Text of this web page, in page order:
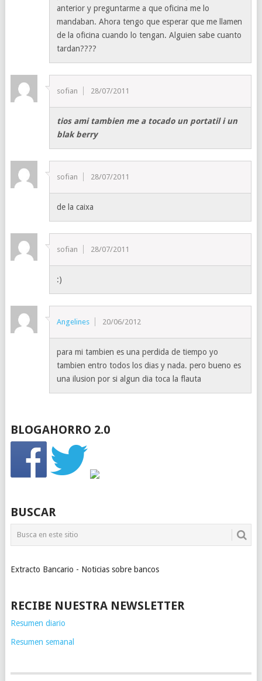
anterior y preguntarme a que oficina me lo
mandaban. Ahora tengo que esperar que me llamen
de la oficina cuando lo tengan. Alguien sabe cuanto
tardan????
sofian 28/07/2011
tios ami tambien me a tocado un portatil i un
blak berry
sofian 28/07/2011
de la caixa
sofian 28/07/2011
:)
Angelines 20/06/2012
para mi tambien es una perdida de tiempo yo
tambien entro todos los dias y nada. pero bueno es
una ilusion por si algun dia toca la flauta
BLOGAHORRO 2.0
BUSCAR
Extracto Bancario - Noticias sobre bancos
RECIBE NUESTRA NEWSLETTER
Resumen diario
Resumen semanal